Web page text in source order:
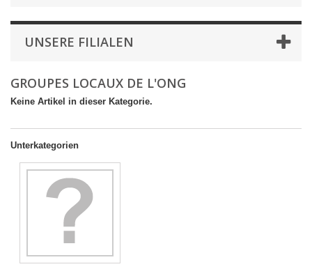
UNSERE FILIALEN
GROUPES LOCAUX DE L'ONG
Keine Artikel in dieser Kategorie.
Unterkategorien